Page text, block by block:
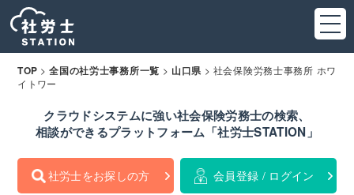
TOP >全国の社労士事務所一覧 > 山口県 > 社会保険労務士事務所 ホワ
イトワー
クラウドシステムに強い社会保険労務士の検索、
相談ができるプラットフォーム「社労士STATION」
社労士をお探しの方 会員登録 / ログイン